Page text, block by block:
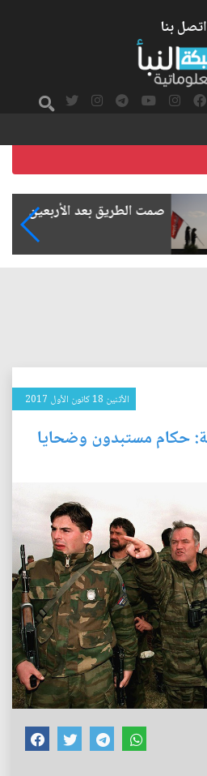
اتصل بنا
الأربعين
الأثنين 18 كانون الأول 2017
حكام مستبدون وضحايا